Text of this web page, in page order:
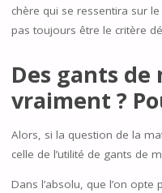
chère qui se ressentira sur
pas toujours être le critère
Des gants de
vraiment ?
Alors, si la question de la
celle de l’utilité de gants de
Dans l’absolu, que l’on opte